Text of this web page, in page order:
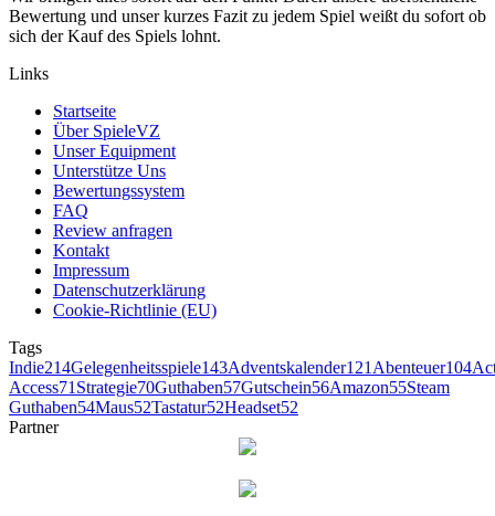
Bewertung und unser kurzes Fazit zu jedem Spiel weißt du sofort ob
sich der Kauf des Spiels lohnt.
Links
Startseite
Über SpieleVZ
Unser Equipment
Unterstütze Uns
Bewertungssystem
FAQ
Review anfragen
Kontakt
Impressum
Datenschutzerklärung
Cookie-Richtlinie (EU)
Tags
Indie214Gelegenheitsspiele143Adventskalender121Abenteuer104
Access71Strategie70Guthaben57Gutschein56Amazon55Steam
Guthaben54Maus52Tastatur52Headset52
Partner